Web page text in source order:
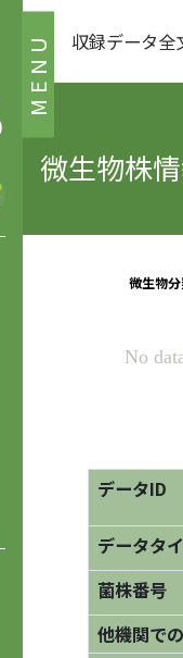
MENU 収録データ全
微生物株
データID
データタ
菌株番号
他機関で